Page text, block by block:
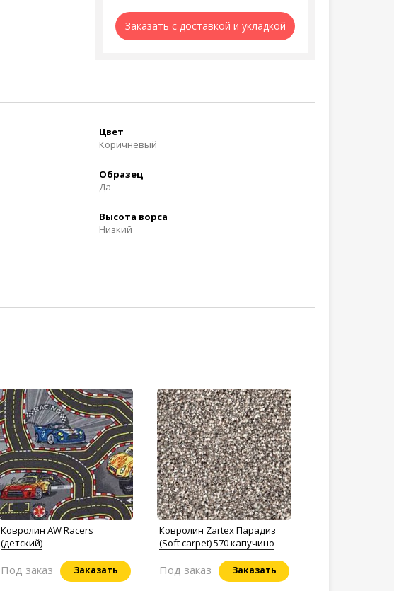
Заказать с доставкой и укладкой
Цвет
Коричневый
Образец
Да
Высота ворса
Низкий
Ковролин AW Racers
(детский)
Заказать
Под заказ
Ковролин Zartex Парадиз
(Soft carpet) 570 капучино
Заказать
Под заказ